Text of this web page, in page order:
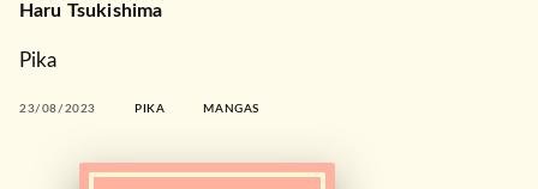
Haru Tsukishima
Pika
23/08/2023 PIKA MANGAS